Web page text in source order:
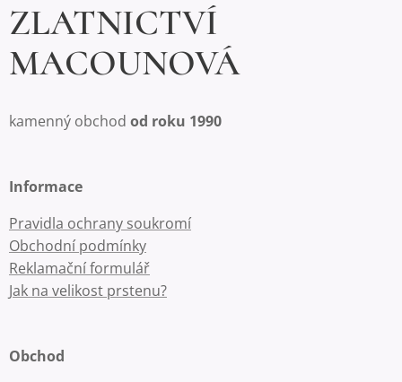
ZLATNICTVÍ
MACOUNOVÁ
kamenný obchod od roku 1990
Informace
Pravidla ochrany soukromí
Obchodní podmínky
Reklamační formulář
Jak na velikost prstenu?
Obchod